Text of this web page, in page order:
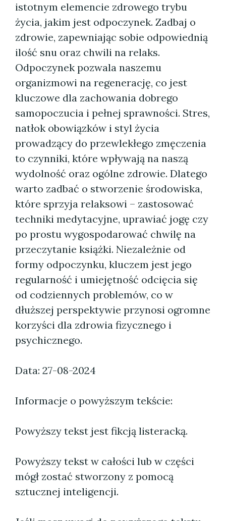
istotnym elemencie zdrowego trybu
życia, jakim jest odpoczynek. Zadbaj o
zdrowie, zapewniając sobie odpowiednią
ilość snu oraz chwili na relaks.
Odpoczynek pozwala naszemu
organizmowi na regenerację, co jest
kluczowe dla zachowania dobrego
samopoczucia i pełnej sprawności. Stres,
natłok obowiązków i styl życia
prowadzący do przewlekłego zmęczenia
to czynniki, które wpływają na naszą
wydolność oraz ogólne zdrowie. Dlatego
warto zadbać o stworzenie środowiska,
które sprzyja relaksowi – zastosować
techniki medytacyjne, uprawiać jogę czy
po prostu wygospodarować chwilę na
przeczytanie książki. Niezależnie od
formy odpoczynku, kluczem jest jego
regularność i umiejętność odcięcia się
od codziennych problemów, co w
dłuższej perspektywie przynosi ogromne
korzyści dla zdrowia fizycznego i
psychicznego.
Data: 27-08-2024
Informacje o powyższym tekście:
Powyższy tekst jest fikcją listeracką.
Powyższy tekst w całości lub w części
mógł zostać stworzony z pomocą
sztucznej inteligencji.